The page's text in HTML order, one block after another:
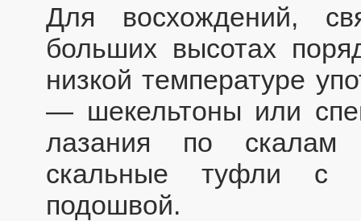
Для восхождений,
больших высотах
низкой температуре
— шекельтоны или
лазания по скалам
скальные туфли с
подошвой.